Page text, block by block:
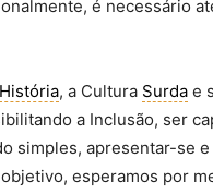
é necessário
História, a Cultura Surda e
a Inclusão, ser
simples, apresentar-se
esperamos por